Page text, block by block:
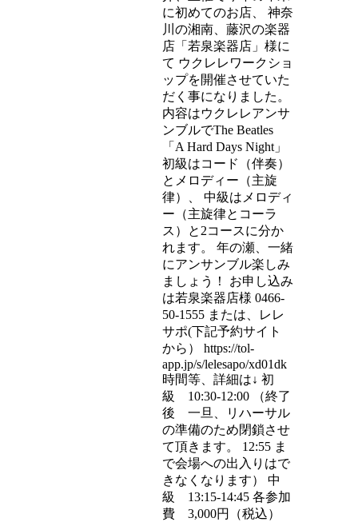
に初めてのお店、 神奈
川の湘南、藤沢の楽器
店「若泉楽器店」様に
て ウクレレワークショ
ップを開催させていた
だく事になりました。
内容はウクレレアンサ
ンブルでThe Beatles
「A Hard Days Night」
初級はコード（伴奏）
とメロディー（主旋
律）、 中級はメロディ
ー（主旋律とコーラ
ス）と2コースに分か
れます。 年の瀬、一緒
にアンサンブル楽しみ
ましょう！ お申し込み
は若泉楽器店様 0466-
50-1555 または、レレ
サポ(下記予約サイト
から） https://tol-
app.jp/s/lelesapo/xd01dk
時間等、詳細は↓ 初
級 10:30-12:00 （終了
後 一旦、リハーサル
の準備のため閉鎖させ
て頂きます。 12:55 ま
で会場への出入りはで
きなくなります） 中
級 13:15-14:45 各参加
費 3,000円（税込）